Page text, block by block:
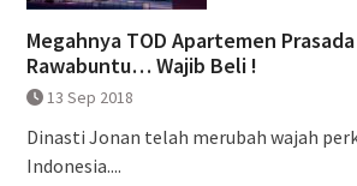
Megahnya TOD Apartemen
Rawabuntu… Wajib Beli !
13 Sep 2018
Dinasti Jonan telah merubah wajah
Indonesia....